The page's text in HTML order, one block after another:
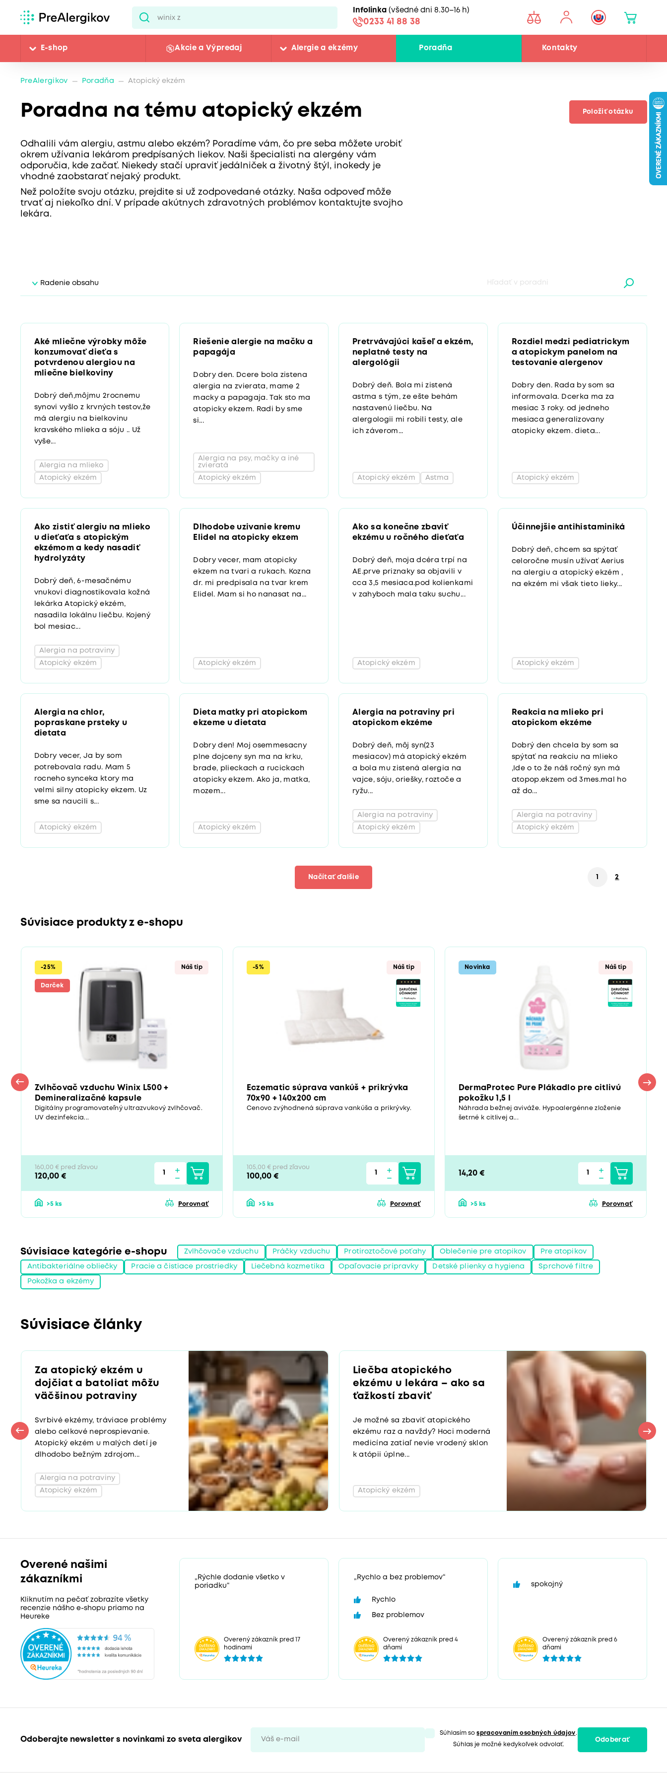
Infolinka (všedné dni 8.30–16 h)
0233 41 88 38
E-shop Akcie a Výpredaj Alergie a ekzémy Poradňa Kontakty
PreAlergikov Poradňa Atopický ekzém
Poradna na tému atopický ekzém
Odhalili vám alergiu, astmu alebo ekzém? Poradíme vám, čo pre seba môžete urobiť
okrem užívania lekárom predpísaných liekov. Naši špecialisti na alergény vám
odporučia, kde začať. Niekedy stačí upraviť jedálniček a životný štýl, inokedy je
vhodné zaobstarať nejaký produkt.
Než položíte svoju otázku, prejdite si už zodpovedané otázky. Naša odpoveď môže
trvať aj niekoľko dní. V prípade akútnych zdravotných problémov kontaktujte svojho
lekára.
Položiť otázku
Radenie obsahu
Aké mliečne výrobky môže
konzumovať dieťa s
potvrdenou alergiou na
mliečne bielkoviny
Dobrý deň,môjmu 2rocnemu
synovi vyšlo z krvných testov,že
má alergiu na bielkovinu
kravského mlieka a sóju .. Už
vyše...
Atopický ekzém
Alergia na mlieko
Riešenie alergie na mačku a
papagája
Dobry den. Dcere bola zistena
alergia na zvierata, mame 2
macky a papagaja. Tak sto ma
atopicky ekzem. Radi by sme
si...
Atopický ekzém
Alergia na psy, mačky a iné
zvieratá
Pretrvávajúci kašeľ a ekzém,
neplatné testy na
alergológii
Dobrý deň. Bola mi zistená
astma s tým, ze ešte behám
nastavenú liečbu. Na
alergologii mi robili testy, ale
ich záverom...
Atopický ekzém Astma
Rozdiel medzi pediatrickym
a atopickym panelom na
testovanie alergenov
Dobry den. Rada by som sa
informovala. Dcerka ma za
mesiac 3 roky. od jedneho
mesiaca generalizovany
atopicky ekzem. dieta...
Atopický ekzém
Ako zistiť alergiu na mlieko
u dieťaťa s atopickým
ekzémom a kedy nasadiť
hydrolyzáty
Dobrý deň, 6-mesačnému
vnukovi diagnostikovala kožná
lekárka Atopický ekzém,
nasadila lokálnu liečbu. Kojený
bol mesiac...
Atopický ekzém
Alergia na potraviny
Dlhodobe uzivanie kremu
Elidel na atopicky ekzem
Dobry vecer, mam atopicky
ekzem na tvari a rukach. Kozna
dr. mi predpisala na tvar krem
Elidel. Mam si ho nanasat na...
Atopický ekzém
Ako sa konečne zbaviť
ekzému u ročného dieťaťa
Dobrý deň, moja dcéra trpí na
AE.prve priznaky sa objavili v
cca 3,5 mesiaca.pod kolienkami
v zahyboch mala taku suchu...
Atopický ekzém
Účinnejšie antihistaminiká
Dobrý deň, chcem sa spýtať
celoročne musín užívať Aerius
na alergiu a atopický ekzém ,
na ekzém mi však tieto lieky...
Atopický ekzém
Alergia na chlor,
popraskane prsteky u
dietata
Dobry vecer, Ja by som
potrebovala radu. Mam 5
rocneho synceka ktory ma
velmi silny atopicky ekzem. Uz
sme sa naucili s...
Atopický ekzém
Dieta matky pri atopickom
ekzeme u dietata
Dobry den! Moj osemmesacny
plne dojceny syn ma na krku,
brade, plieckach a rucickach
atopicky ekzem. Ako ja, matka,
mozem...
Atopický ekzém
Alergia na potraviny pri
atopickom ekzéme
Dobrý deň, môj syn(23
mesiacov) má atopický ekzém
a bola mu zistená alergia na
vajce, sóju, oriešky, roztoče a
ryžu...
Atopický ekzém
Alergia na potraviny
Reakcia na mlieko pri
atopickom ekzéme
Dobrý den chcela by som sa
spýtať na reakciu na mlieko
,Ide o to že náš ročný syn má
atopop.ekzem od 3mes.mal ho
až do...
Atopický ekzém
Alergia na potraviny
Načítať ďalšie 1 2
Súvisiace produkty z e-shopu
Darček
-25% Náš tip
Zvlhčovač vzduchu Winix L500 +
Demineralizačné kapsule
Digitálny programovateľný ultrazvukový zvlhčovač.
UV dezinfekcia...
160,00 € pred zľavou
120,00 €
>5 ks Porovnať
-5% Náš tip
Eczematic súprava vankúš + prikrývka
70x90 + 140x200 cm
Cenovo zvýhodnená súprava vankúša a prikrývky.
105,00 € pred zľavou
100,00 €
>5 ks Porovnať
Novinka Náš tip
DermaProtec Pure Plákadlo pre citlivú
pokožku 1,5 l
Náhrada bežnej aviváže. Hypoalergénne zloženie
šetrné k citlivej a...
14,20 €
>5 ks Porovnať
Súvisiace kategórie e-shopu Zvlhčovače vzduchu Práčky vzduchu Protiroztočové poťahy Oblečenie pre atopikov Pre atopikov
Antibakteriálne obliečky Pracie a čistiace prostriedky Liečebná kozmetika Opaľovacie prípravky Detské plienky a hygiena Sprchové filtre
Pokožka a ekzémy
Súvisiace články
Za atopický ekzém u
dojčiat a batoliat môžu
väčšinou potraviny
Svrbivé ekzémy, tráviace problémy
alebo celkové neprospievanie.
Atopický ekzém u malých detí je
dlhodobo bežným zdrojom...
Atopický ekzém
Alergia na potraviny
Liečba atopického
ekzému u lekára – ako sa
ťažkostí zbaviť
Je možné sa zbaviť atopického
ekzému raz a navždy? Hoci moderná
medicína zatiaľ nevie vrodený sklon
k atópii úplne...
Atopický ekzém
Overené našimi
zákazníkmi
Kliknutím na pečať zobrazíte všetky
recenzie nášho e-shopu priamo na
Heureke
„Rýchle dodanie všetko v
poriadku“
Overený zákazník pred 17
hodinami
„Rychlo a bez problemov“
Rychlo
Bez problemov
Overený zákazník pred 4
dňami
spokojný
Overený zákazník pred 6
dňami
Odoberajte newsletter s novinkami zo sveta alergikov
Súhlasím sospracovaním osobných údajov.
Súhlas je možné kedykoľvek odvolať.
Odoberať